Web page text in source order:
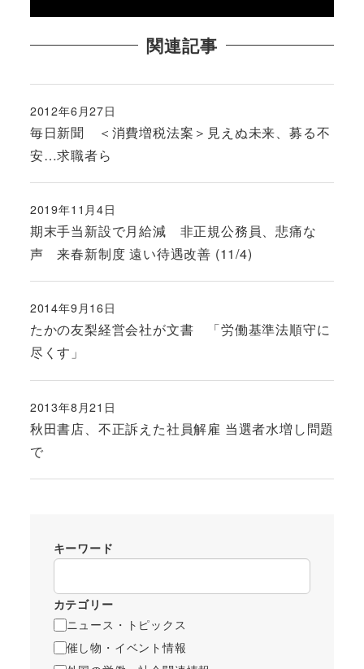
関連記事
毎日新聞 ＜消費増税法案＞見えぬ未来、募る不
安…求職者ら
投稿日
2012年6月27日
期末手当新設で月給減 非正規公務員、悲痛な
声 来春新制度 遠い待遇改善 (11/4)
投稿日
2019年11月4日
たかの友梨経営会社が文書 「労働基準法順守に
尽くす」
投稿日
2014年9月16日
秋田書店、不正訴えた社員解雇 当選者水増し問題
で
投稿日
2013年8月21日
キーワード
カテゴリー
ニュース・トピックス
催し物・イベント情報